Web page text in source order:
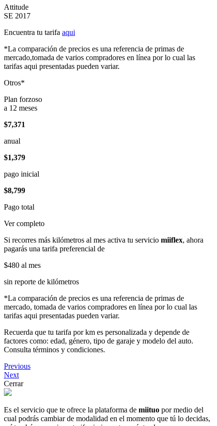
Attitude
SE 2017
Encuentra tu tarifa aqui
*La comparación de precios es una referencia de primas de
mercado,tomada de varios compradores en línea por lo cual las
tarifas aqui presentadas pueden variar.
Otros*
Plan forzoso
a 12 meses
$7,371
anual
$1,379
pago inicial
$8,799
Pago total
Ver completo
Si recorres más kilómetros al mes activa tu servicio miiflex, ahora
pagarás una tarifa preferencial de
$480 al mes
sin reporte de kilómetros
*La comparación de precios es una referencia de primas de
mercado, tomada de varios compradores en línea por lo cual las
tarifas aqui presentadas pueden variar.
Recuerda que tu tarifa por km es personalizada y depende de
factores como: edad, género, tipo de garaje y modelo del auto.
Consulta términos y condiciones.
Previous
Next
Cerrar
Es el servicio que te ofrece la plataforma de miituo por medio del
cual podrás cambiar de modalidad en el momento que tú lo decidas,